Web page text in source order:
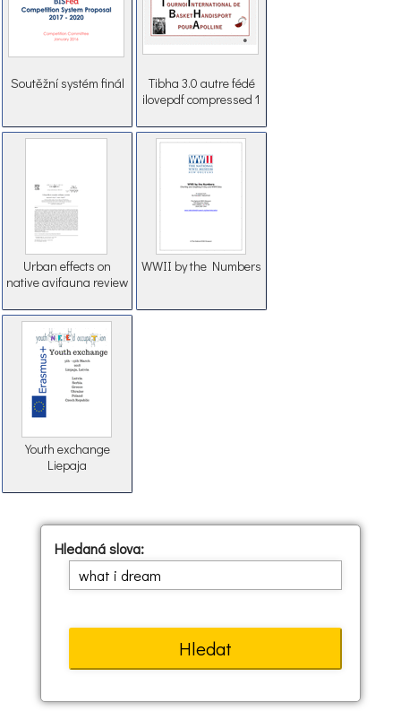
Soutěžní systém finál
Tibha 3.0 autre fédé
ilovepdf compressed 1
Urban effects on
native avifauna review
WWII by the Numbers
Youth exchange
Liepaja
Hledaná slova: